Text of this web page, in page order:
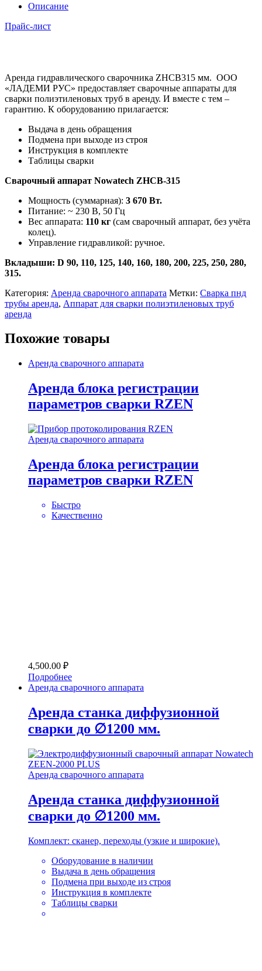
Описание
Прайс-лист
Аренда гидравлического сварочника ZHCB315 мм. ООО
«ЛАДЕМИ РУС» предоставляет сварочные аппараты для
сварки полиэтиленовых труб в аренду. И вместе с тем –
гарантию. К оборудованию прилагается:
Выдача в день обращения
Подмена при выходе из строя
Инструкция в комплекте
Таблицы сварки
Сварочный аппарат Nowatech ZHCB-315
Мощность (суммарная): 3 670 Вт.
Питание: ~ 230 В, 50 Гц
Вес аппарата: 110 кг (сам сварочный аппарат, без учёта
колец).
Управление гидравликой: ручное.
Вкладыши: D 90, 110, 125, 140, 160, 180, 200, 225, 250, 280,
315.
Категория: Аренда сварочного аппарата Метки: Cварка пнд
трубы аренда, Аппарат для сварки полиэтиленовых труб
аренда
Похожие товары
Аренда сварочного аппарата
Аренда блока регистрации
параметров сварки RZEN
Аренда сварочного аппарата
Аренда блока регистрации
параметров сварки RZEN
Быстро
Качественно
4,500.00 ₽
Подробнее
Аренда сварочного аппарата
Аренда станка диффузионной
сварки до ∅1200 мм.
Аренда сварочного аппарата
Аренда станка диффузионной
сварки до ∅1200 мм.
Комплект: сканер, переходы (узкие и широкие).
Оборудование в наличии
Выдача в день обращения
Подмена при выходе из строя
Инструкция в комплекте
Таблицы сварки